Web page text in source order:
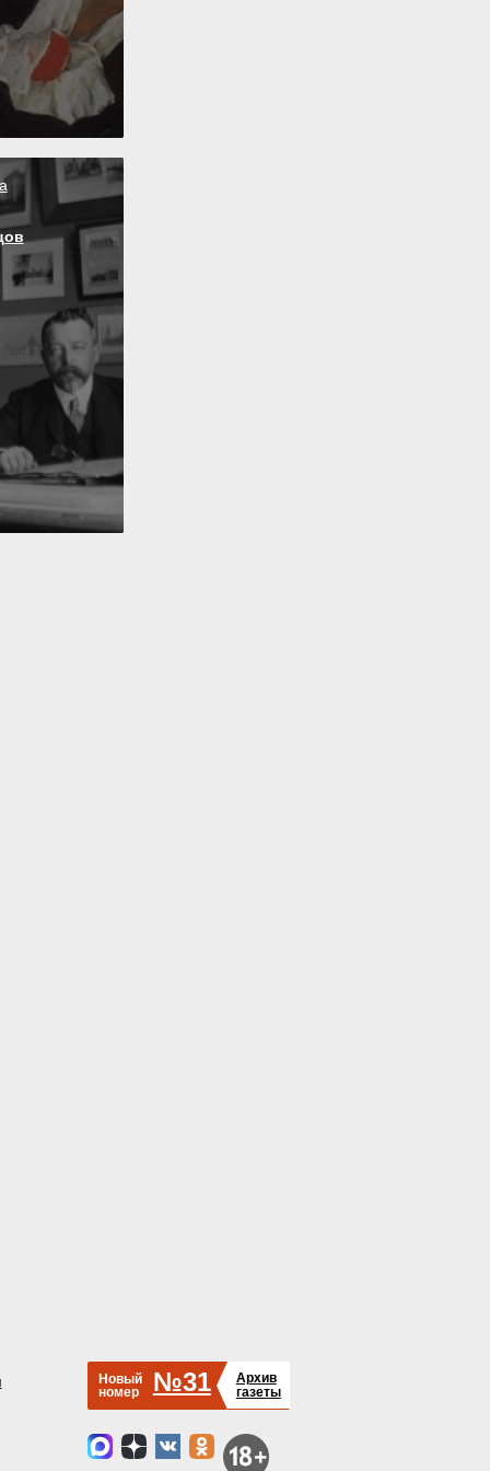
Новый
номер
№31
Архив
газеты